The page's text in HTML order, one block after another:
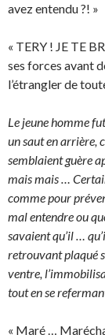
avez entendu ?! »
« TERY ! JE TE
ses forces avant
l’étrangler de
Le jeune homme
un saut en arrière,
semblaient guère
mais mais …
comme pour
mal entendre ou
savaient qu’il …
retrouvant plaqué
ventre,
tout en se
« Maré …